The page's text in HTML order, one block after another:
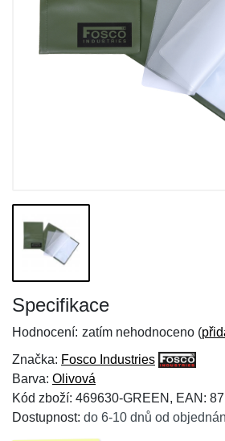
Specifikace
Hodnocení: zatím nehodnoceno (
Značka: Fosco Industries
Barva: Olivová
Kód zboží: 469630-GREEN, EAN:
Dostupnost: do 6-10 dnů od